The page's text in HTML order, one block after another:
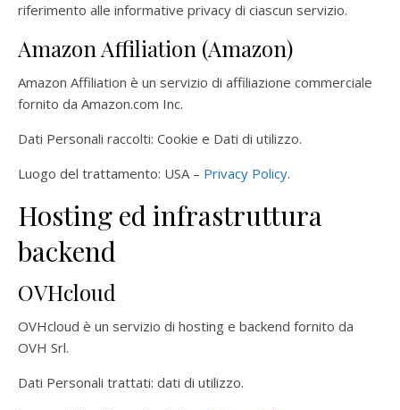
riferimento alle informative privacy di ciascun servizio.
Amazon Affiliation (Amazon)
Amazon Affiliation è un servizio di affiliazione commerciale
fornito da Amazon.com Inc.
Dati Personali raccolti: Cookie e Dati di utilizzo.
Luogo del trattamento: USA – Privacy Policy.
Hosting ed infrastruttura
backend
OVHcloud
OVHcloud è un servizio di hosting e backend fornito da
OVH Srl.
Dati Personali trattati: dati di utilizzo.